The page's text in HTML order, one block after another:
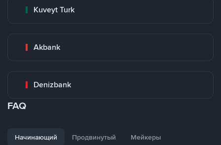
Kuveyt Turk
Akbank
Denizbank
FAQ
Начинающий Продвинутый Мейкеры